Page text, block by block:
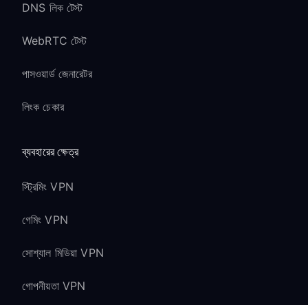
DNS লিক টেস্ট
WebRTC টেস্ট
পাসওয়ার্ড জেনারেটর
লিংক চেকার
ব্যবহারের ক্ষেত্র
স্ট্রিমিং VPN
গেমিং VPN
সোশ্যাল মিডিয়া VPN
গোপনীয়তা VPN